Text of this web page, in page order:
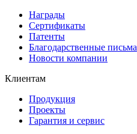
Награды
Сертификаты
Патенты
Благодарственные письма
Новости компании
Клиентам
Продукция
Проекты
Гарантия и сервис